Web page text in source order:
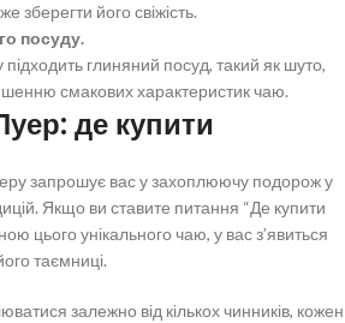
його свіжість.
посуду.
глиняний посуд, такий як шуто,
смакових характеристик чаю.
де купити
запрошує вас у захоплюючу подорож у
Якщо ви ставите питання “Де купити
цього унікального чаю, у вас з’явиться
таємниці.
залежно від кількох чинників, кожен